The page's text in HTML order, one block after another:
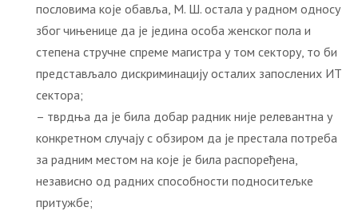
пословима које обавља, М. Ш. остала у радном односу
због чињенице да је једина особа женског пола и
степена стручне спреме магистра у том сектору, то би
представљало дискриминацију осталих запослених ИТ
сектора;
– тврдња да је била добар радник није релевантна у
конкретном случају с обзиром да је престала потреба
за радним местом на које је била распоређена,
независно од радних способности подноситељке
притужбе;